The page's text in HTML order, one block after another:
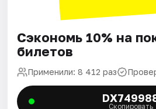
Сэкономь 10% на
билетов
Применили: 8 412 раз
Скопировать